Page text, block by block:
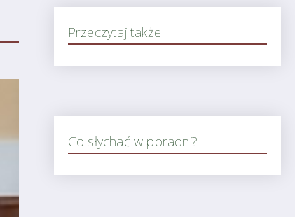
Przeczytaj także
Co słychać w poradni?